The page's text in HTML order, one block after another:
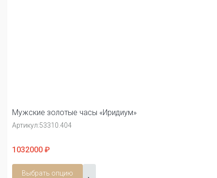
Мужские золотые часы «Иридиум»
Артикул:53310.404
1032000 ₽
Выбрать опцию